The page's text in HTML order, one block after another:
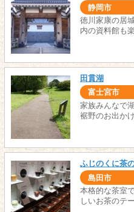
静岡市
徳川家康の居
内の資料館も
田貫湖
富士宮市
家族みんなで
裾野のお出か
ふじのくに茶
島田市
本格的な茶室
しいお茶のテ